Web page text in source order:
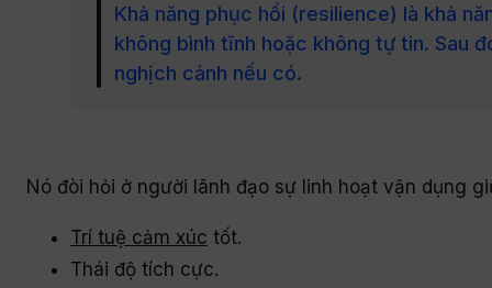
Khả năng phục hồi (resilience) là khả
không bình tĩnh hoặc không tự tin. Sau
nghịch cảnh nếu có.
Nó đòi hỏi ở người lãnh đạo sự linh hoạt vận dụng
Trí tuệ cảm xúc tốt.
Thái độ tích cực.